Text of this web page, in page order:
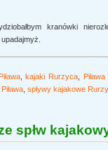
kranówki
,kajaki Rurzyca
Piława
spływy kajakowe
spłw